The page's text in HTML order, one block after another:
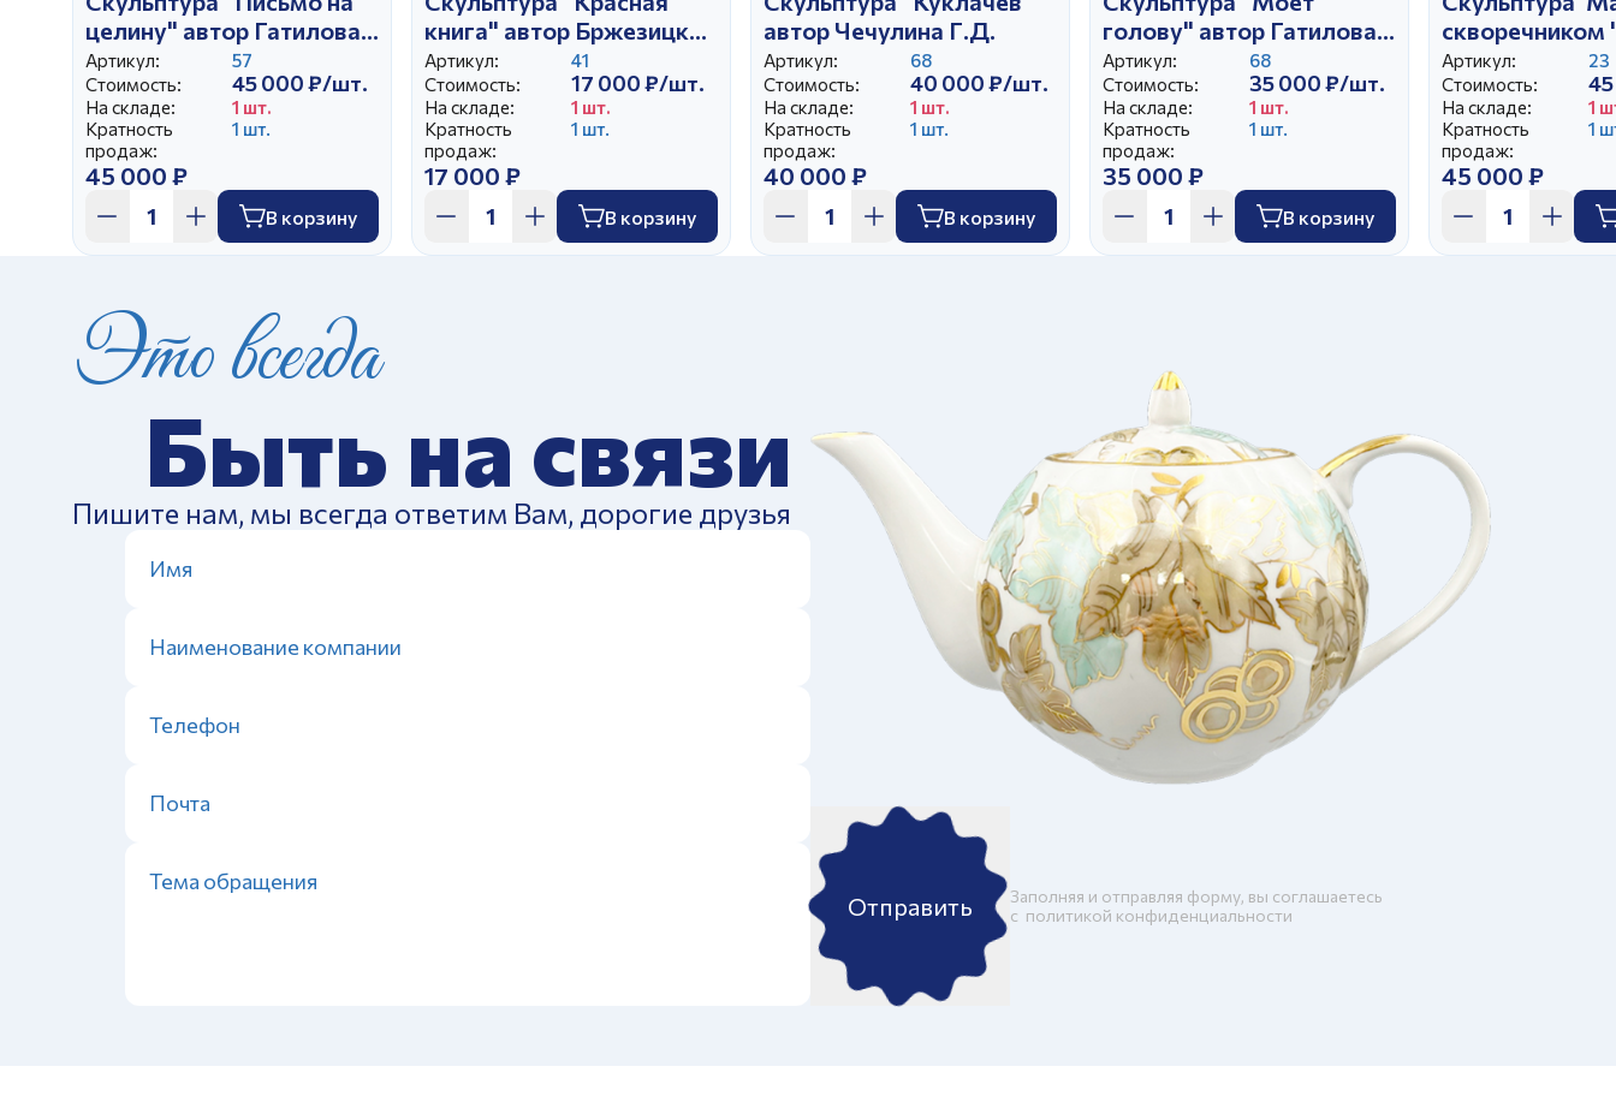
целину" автор Гатилова
Е.И.
Артикул:
57
Стоимость:
45 000 ₽/шт.
На складе:
1 шт.
Кратность
продаж:
1 шт.
45 000 ₽
В корзину
книга" автор Бржезицкая
А.Д.
Артикул:
41
Стоимость:
17 000 ₽/шт.
На складе:
1 шт.
Кратность
продаж:
1 шт.
17 000 ₽
В корзину
автор Чечулина Г.Д.
Артикул:
68
Стоимость:
40 000 ₽/шт.
На складе:
1 шт.
Кратность
продаж:
1 шт.
40 000 ₽
В корзину
голову" автор Гатилова
Е.И.
Артикул:
68
Стоимость:
35 000 ₽/шт.
На складе:
1 шт.
Кратность
продаж:
1 шт.
35 000 ₽
В корзину
скворечником
Артикул:
23
Стоимость:
На складе:
1
Кратность
продаж:
1
45 000 ₽
Это всегда
Быть на связи
Пишите нам, мы всегда ответим Вам, дорогие друзья
Отправить
Заполняя и отправляя форму, вы соглашаетесь
c политикой конфиденциальности